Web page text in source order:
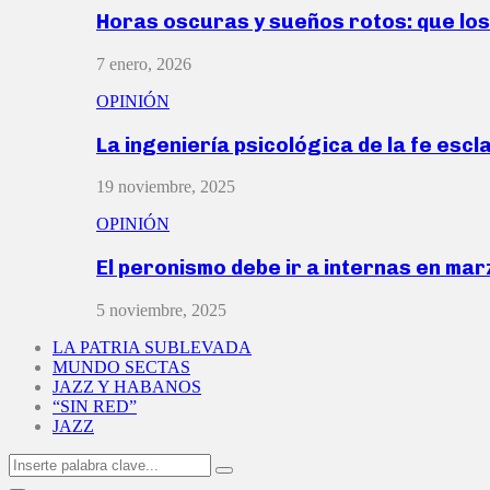
Horas oscuras y sueños rotos: que
7 enero, 2026
OPINIÓN
La ingeniería psicológica de la fe
19 noviembre, 2025
OPINIÓN
El peronismo debe ir a internas en
5 noviembre, 2025
LA PATRIA SUBLEVADA
MUNDO SECTAS
JAZZ Y HABANOS
“SIN RED”
JAZZ
Search
for:
Search